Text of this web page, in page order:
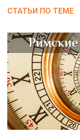
СТАТЬИ ПО ТЕМЕ